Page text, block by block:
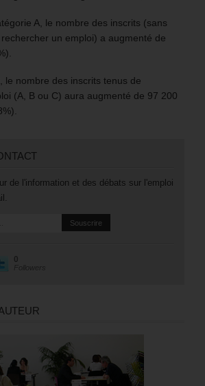
A, le nombre des inscrits (sans
un emploi) a augmenté de
le nombre des inscrits tenus de
(A, B ou C) aura augmenté de 97 200
de l'information et des débats sur l'emploi
0
Followers